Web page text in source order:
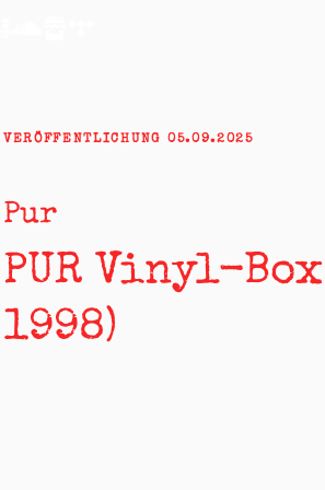
VERÖFFENTLICHUNG 05.09.2025
Pur
PUR Vinyl-
1998)